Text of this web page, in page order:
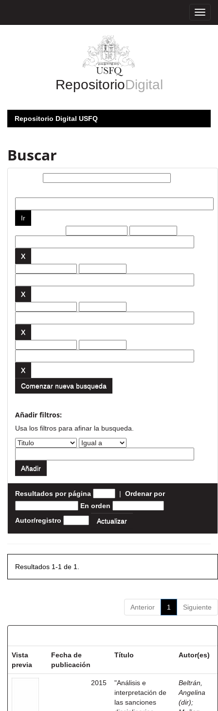
RepositorioDigital
Repositorio Digital USFQ
Buscar
Comenzar nueva busqueda
Añadir filtros:
Usa los filtros para afinar la busqueda.
Resultados por página | Ordenar por
En orden
Autor/registro
Resultados 1-1 de 1.
Anterior 1 Siguiente
Vista
previa
Fecha de
publicación
Título Autor(es)
2015
"Análisis e
interpretación de
las sanciones
Beltrán,
Angelina
(dir);